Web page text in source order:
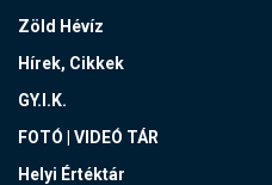
Zöld Hévíz
Hírek, Cikkek
GY.I.K.
FOTÓ | VIDEÓ TÁR
Helyi Értéktár